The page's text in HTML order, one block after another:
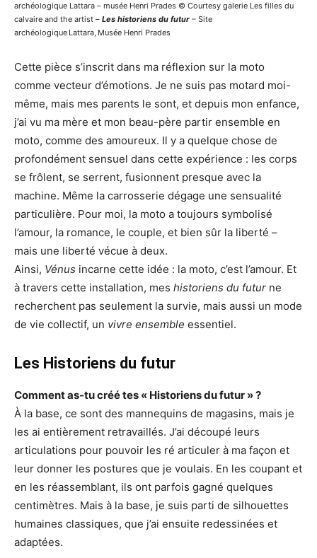
archéologique Lattara – musée Henri Prades © Courtesy galerie Les filles du
calvaire and the artist – Les historiens du futur – Site
archéologique Lattara, Musée Henri Prades
Cette pièce s’inscrit dans ma réflexion sur la moto
comme vecteur d’émotions. Je ne suis pas motard moi-
même, mais mes parents le sont, et depuis mon enfance,
j’ai vu ma mère et mon beau-père partir ensemble en
moto, comme des amoureux. Il y a quelque chose de
profondément sensuel dans cette expérience : les corps
se frôlent, se serrent, fusionnent presque avec la
machine. Même la carrosserie dégage une sensualité
particulière. Pour moi, la moto a toujours symbolisé
l’amour, la romance, le couple, et bien sûr la liberté –
mais une liberté vécue à deux.
Ainsi, Vénus incarne cette idée : la moto, c’est l’amour. Et
à travers cette installation, mes historiens du futur ne
recherchent pas seulement la survie, mais aussi un mode
de vie collectif, un vivre ensemble essentiel.
Les Historiens du futur
Comment as-tu créé tes « Historiens du futur » ?
À la base, ce sont des mannequins de magasins, mais je
les ai entièrement retravaillés. J’ai découpé leurs
articulations pour pouvoir les ré articuler à ma façon et
leur donner les postures que je voulais. En les coupant et
en les réassemblant, ils ont parfois gagné quelques
centimètres. Mais à la base, je suis parti de silhouettes
humaines classiques, que j’ai ensuite redessinées et
adaptées.